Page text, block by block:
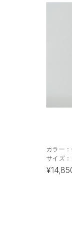
カラー：
サイズ：